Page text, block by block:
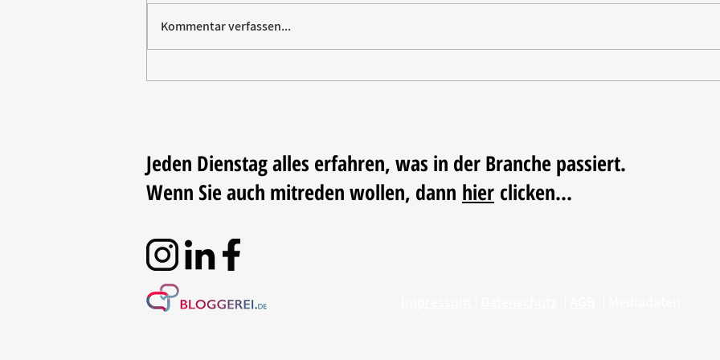
Paw Patrol erobert die
Tischdekoration mit Mehrwert:
Kommentar verfassen...
Jeden Dienstag alles erfahren, was in der Branche passiert.
Wenn Sie auch mitreden wollen, dann hier clicken...